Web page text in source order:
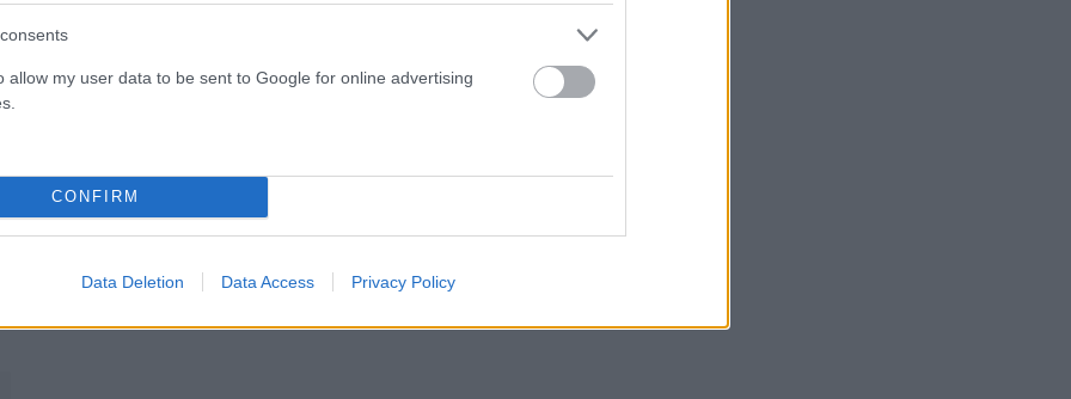
allow my user data to be sent to Google for online advertising
CONFIRM
Data Deletion Data Access Privacy Policy
μου αναποδογυρισμένο και ότι υπήρχε
ότι δεν είχαν πει ακόμη το όνομά του και
μου να δουν αν είμαι εγώ ή όχι».
σκοτώθηκε σε τροχαίο που συνέβη στη
32 του χρόνια. Στο Ι.Χ τύπου τζιπ όπου βρέθηκε
Αρναούτη και η Φρόσω Κυριακού.